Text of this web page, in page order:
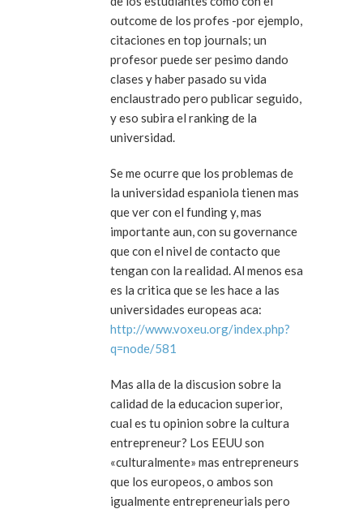
outcome de los profes -por ejemplo,
citaciones en top journals; un
profesor puede ser pesimo dando
clases y haber pasado su vida
enclaustrado pero publicar seguido,
y eso subira el ranking de la
universidad.
Se me ocurre que los problemas de
la universidad espaniola tienen mas
que ver con el funding y, mas
importante aun, con su governance
que con el nivel de contacto que
tengan con la realidad. Al menos esa
es la critica que se les hace a las
universidades europeas aca:
http://www.voxeu.org/index.php?
q=node/581
Mas alla de la discusion sobre la
calidad de la educacion superior,
cual es tu opinion sobre la cultura
entrepreneur? Los EEUU son
«culturalmente» mas entrepreneurs
que los europeos, o ambos son
igualmente entrepreneurials pero